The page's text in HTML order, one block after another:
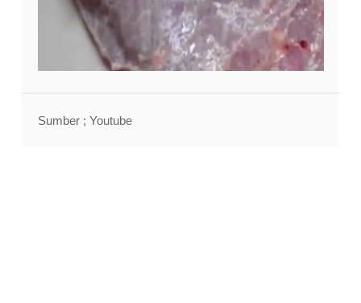
Sumber ; Youtube